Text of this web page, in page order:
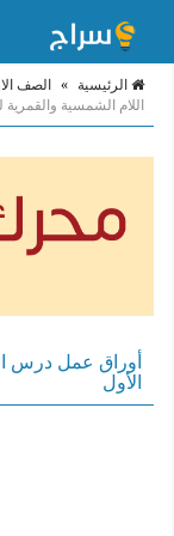
الرئيسية » الصف
اللام الشمسية
أوراق عمل درس
الأول